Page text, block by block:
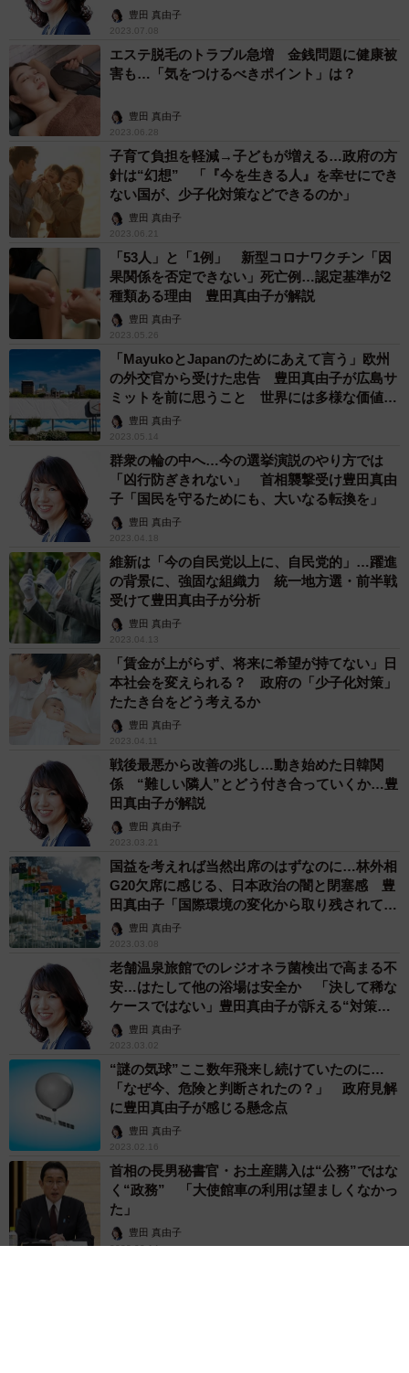
していくべき」
豊田 真由子
2023.07.08
エステ脱毛のトラブル急増 金銭問題に健康被
害も…「気をつけるべきポイント」は？
豊田 真由子
2023.06.28
子育て負担を軽減→子どもが増える…政府の方
針は“幻想” 「『今を生きる人』を幸せにでき
ない国が、少子化対策などできるのか」
豊田 真由子
2023.06.21
「53人」と「1例」 新型コロナワクチン「因
果関係を否定できない」死亡例…認定基準が2
種類ある理由 豊田真由子が解説
豊田 真由子
2023.05.26
「MayukoとJapanのためにあえて言う」欧州
の外交官から受けた忠告 豊田真由子が広島サ
ミットを前に思うこと 世界には多様な価値観
や立場がある
豊田 真由子
2023.05.14
群衆の輪の中へ…今の選挙演説のやり方では
「凶行防ぎきれない」 首相襲撃受け豊田真由
子「国民を守るためにも、大いなる転換を」
豊田 真由子
2023.04.18
維新は「今の自民党以上に、自民党的」…躍進
の背景に、強固な組織力 統一地方選・前半戦
受けて豊田真由子が分析
豊田 真由子
2023.04.13
「賃金が上がらず、将来に希望が持てない」日
本社会を変えられる？ 政府の「少子化対策」
たたき台をどう考えるか
豊田 真由子
2023.04.11
戦後最悪から改善の兆し…動き始めた日韓関
係 “難しい隣人”とどう付き合っていくか…豊
田真由子が解説
豊田 真由子
2023.03.21
国益を考えれば当然出席のはずなのに…林外相
G20欠席に感じる、日本政治の闇と閉塞感 豊
田真由子「国際環境の変化から取り残されてい
る」豊田 真由子
2023.03.08
老舗温泉旅館でのレジオネラ菌検出で高まる不
安…はたして他の浴場は安全か 「決して稀な
ケースではない」豊田真由子が訴える“対策の
必要性”
豊田 真由子
2023.03.02
“謎の気球”ここ数年飛来し続けていたのに…
「なぜ今、危険と判断されたの？」 政府見解
に豊田真由子が感じる懸念点
豊田 真由子
2023.02.16
首相の長男秘書官・お土産購入は“公務”ではな
く“政務” 「大使館車の利用は望ましくなかっ
た」
豊田 真由子
2023.02.14